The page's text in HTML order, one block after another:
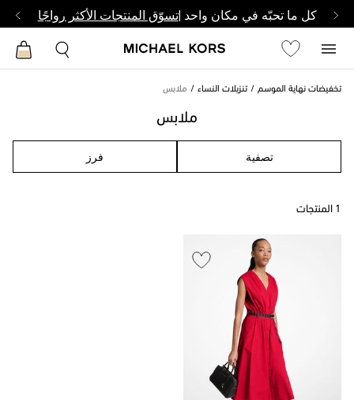
كل ما تحبّه في مكان واحد |تسوّق المنتجات الأكثر رواجًا
تخفيضات نهاية الموسم تنزيلات النساء ملابس
ملابس
تصفية فرز
1 المنتجات